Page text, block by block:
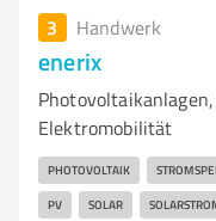
3 Handwerk
enerix
Elektromobilität
PHOTOVOLTAIK
PV SOLAR